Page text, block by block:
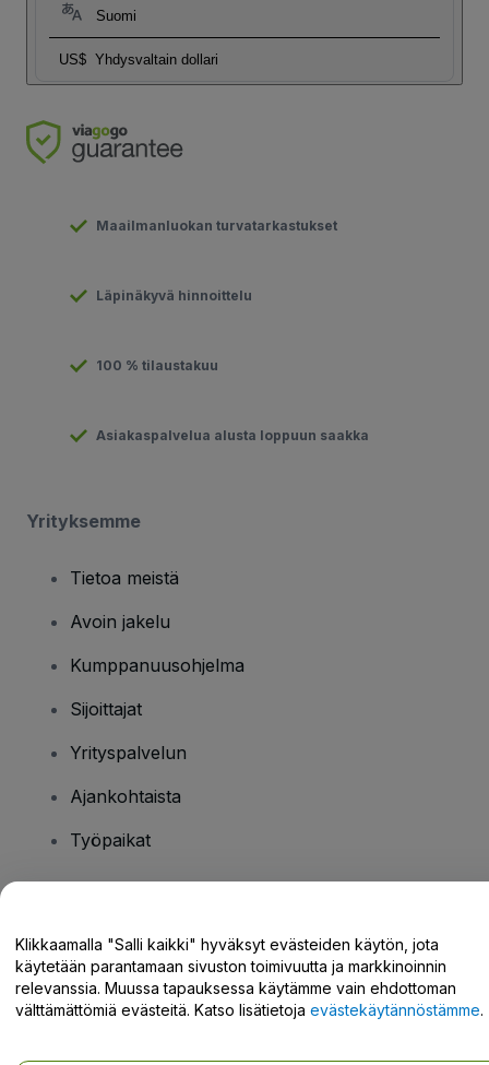
Suomi
US$ Yhdysvaltain dollari
Maailmanluokan turvatarkastukset
Läpinäkyvä hinnoittelu
100 % tilaustakuu
Asiakaspalvelua alusta loppuun saakka
Yrityksemme
Tietoa meistä
Avoin jakelu
Kumppanuusohjelma
Sijoittajat
Yrityspalvelun
Ajankohtaista
Työpaikat
Tukikeskus / Ota meihin yhteyttä
Klikkaamalla "Salli kaikki" hyväksyt evästeiden käytön, jota
käytetään parantamaan sivuston toimivuutta ja markkinoinnin
relevanssia. Muussa tapauksessa käytämme vain ehdottoman
välttämättömiä evästeitä. Katso lisätietoja evästekäytännöstämme.